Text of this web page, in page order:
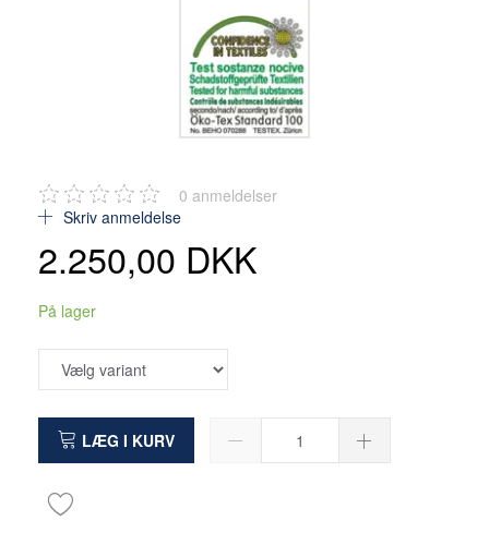
0 anmeldelser
Skriv anmeldelse
2.250,00 DKK
På lager
LÆG I KURV